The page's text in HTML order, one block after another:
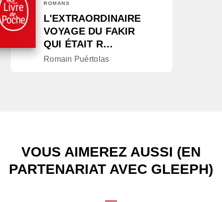
ROMANS
L'EXTRAORDINAIRE
VOYAGE DU FAKIR
QUI ÉTAIT R…
Romain Puértolas
VOUS AIMEREZ AUSSI (EN
PARTENARIAT AVEC GLEEPH)